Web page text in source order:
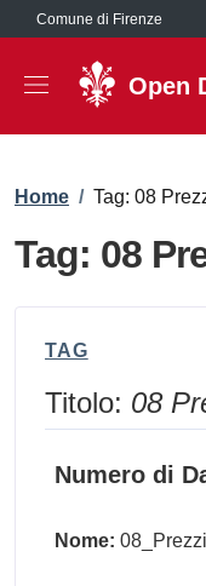
Salta al contenuto
Comune di Firenze
Open
Briciole di
Home / Tag: 08
Tag: 08
TAG
Titolo: 08
Numero di
Nome: 08_Prezzi